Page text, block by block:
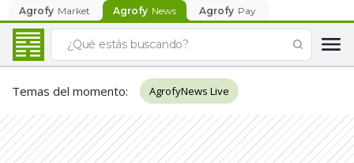
Agrofy Market Agrofy News Agrofy Pay
Temas del momento: AgrofyNews Live